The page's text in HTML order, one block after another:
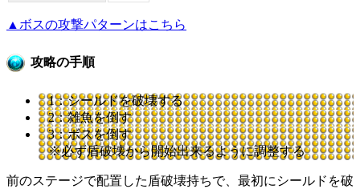
▲ボスの攻撃パターンはこちら
攻略の手順
1：シールドを破壊する
2：雑魚を倒す
3：ボスを倒す
※必ず盾破壊から開始出来るように調整する
前のステージで配置した盾破壊持ちで、最初にシールドを破